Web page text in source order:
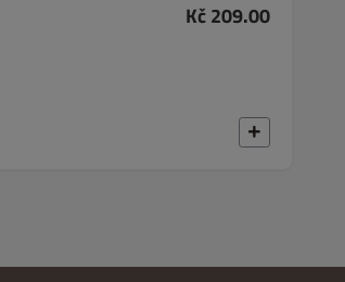
Kč 209.00